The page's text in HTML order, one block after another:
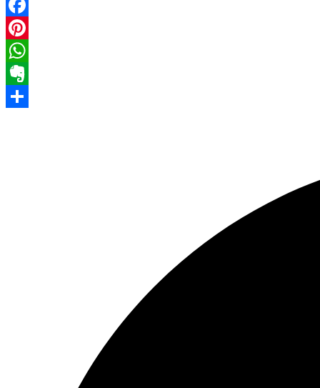
Facebook
Pinterest
WhatsApp
Evernote